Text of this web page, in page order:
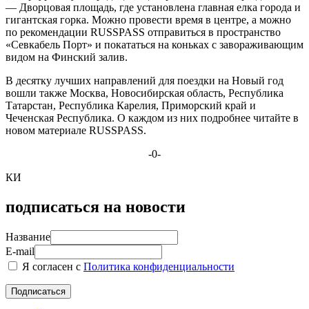
— Дворцовая площадь, где установлена главная елка города и
гигантская горка. Можно провести время в центре, а можно
по рекомендации RUSSPASS отправиться в пространство
«Севкабель Порт» и покататься на коньках с завораживающим
видом на Финский залив.
В десятку лучших направлений для поездки на Новый год
вошли также Москва, Новосибирская область, Республика
Татарстан, Республика Карелия, Приморский край и
Чеченская Республика. О каждом из них подробнее читайте в
новом материале RUSSPASS.
-0-
КИ
подписаться на новости
Название
E-mail
Я согласен с Политика конфиденциальности